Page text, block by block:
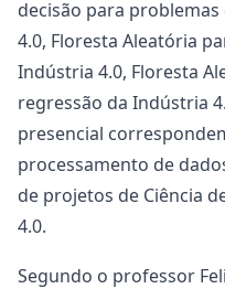
decisão para
4.0, Floresta Aleatória
Indústria 4.0, Floresta
regressão da Indústria
presencial
processamento de
de projetos de Ciência
4.0.
Segundo o professor